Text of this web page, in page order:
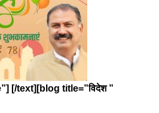
[/text][blog title=”विदेश ”